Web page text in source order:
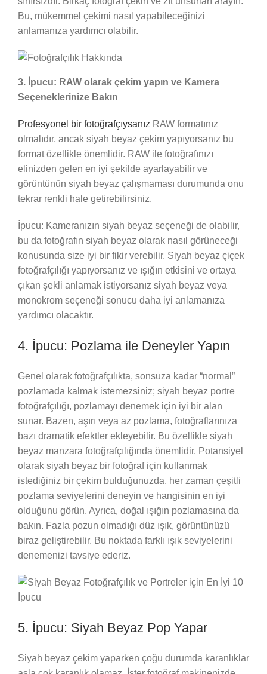
Bu, mükemmel çekimi nasıl yapabileceğinizi
anlamanıza yardımcı olabilir.
3. İpucu: RAW olarak çekim yapın ve Kamera
Seçeneklerinize Bakın
Profesyonel bir fotoğrafçıysanız RAW formatınız
olmalıdır, ancak siyah beyaz çekim yapıyorsanız bu
format özellikle önemlidir. RAW ile fotoğrafınızı
elinizden gelen en iyi şekilde ayarlayabilir ve
görüntünün siyah beyaz çalışmaması durumunda onu
tekrar renkli hale getirebilirsiniz.
İpucu: Kameranızın siyah beyaz seçeneği de olabilir,
bu da fotoğrafın siyah beyaz olarak nasıl görüneceği
konusunda size iyi bir fikir verebilir. Siyah beyaz çiçek
fotoğrafçılığı yapıyorsanız ve ışığın etkisini ve ortaya
çıkan şekli anlamak istiyorsanız siyah beyaz veya
monokrom seçeneği sonucu daha iyi anlamanıza
yardımcı olacaktır.
4. İpucu: Pozlama ile Deneyler Yapın
Genel olarak fotoğrafçılıkta, sonsuza kadar “normal”
pozlamada kalmak istemezsiniz; siyah beyaz portre
fotoğrafçılığı, pozlamayı denemek için iyi bir alan
sunar. Bazen, aşırı veya az pozlama, fotoğraflarınıza
bazı dramatik efektler ekleyebilir. Bu özellikle siyah
beyaz manzara fotoğrafçılığında önemlidir. Potansiyel
olarak siyah beyaz bir fotoğraf için kullanmak
istediğiniz bir çekim bulduğunuzda, her zaman çeşitli
pozlama seviyelerini deneyin ve hangisinin en iyi
olduğunu görün. Ayrıca, doğal ışığın pozlamasına da
bakın. Fazla pozun olmadığı düz ışık, görüntünüzü
biraz geliştirebilir. Bu noktada farklı ışık seviyelerini
denemenizi tavsiye ederiz.
5. İpucu: Siyah Beyaz Pop Yapar
Siyah beyaz çekim yaparken çoğu durumda karanlıklar